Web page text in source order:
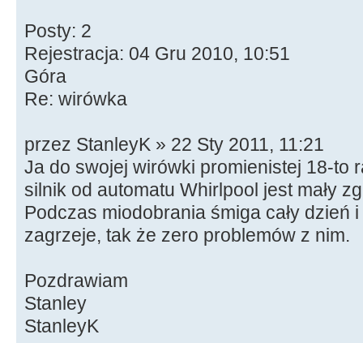
Posty: 2
Rejestracja: 04 Gru 2010, 10:51
Góra
Re: wirówka
przez StanleyK » 22 Sty 2011, 11:21
Ja do swojej wirówki promienistej 18-to
silnik od automatu Whirlpool jest mały
Podczas miodobrania śmiga cały dzień
zagrzeje, tak że zero problemów z nim.
Pozdrawiam
Stanley
StanleyK